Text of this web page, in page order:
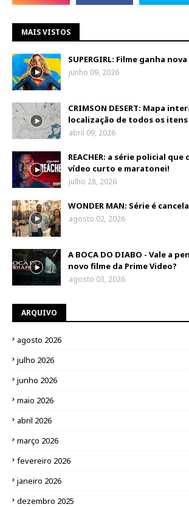
MAIS VISTOS
SUPERGIRL: Filme ganha
junho 09, 2026
CRIMSON DESERT: Mapa
localização de todos os
abril 09, 2026
REACHER: a série policial
vídeo curto e maratonei!
julho 28, 2026
WONDER MAN: Série é
agosto 02, 2026
A BOCA DO DIABO - Vale a
novo filme da Prime Video?
agosto 03, 2026
ARQUIVO
agosto 2026
julho 2026
junho 2026
maio 2026
abril 2026
março 2026
fevereiro 2026
janeiro 2026
dezembro 2025